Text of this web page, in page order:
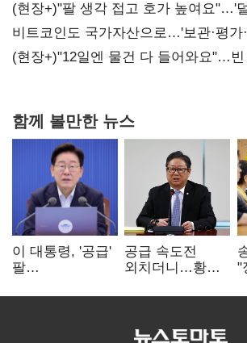
(현장+)"팔 생각 접고 호가 높여요"…'
20억 키맞추기
비트코인도 국가자산으로…'보관·평가
숙제
(현장+)"12일엔 물건 다 들어와요"…빈
함께 볼만한 뉴스
이 대통령, '공급'
팔
여 내부선
공급 속도전
외치더니…황희,
리모델링' 제안
"